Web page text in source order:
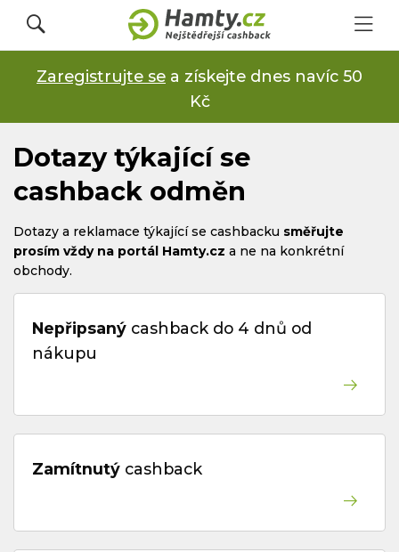
Přihlásit se
Registrovat
Kupóny a slevy
Jak to funguje
Zaregistrujte se a získejte dnes navíc 50
Kč
Dotazy týkající se
cashback odměn
Dotazy a reklamace týkající se cashbacku směřujte
prosím vždy na portál Hamty.cz a ne na konkrétní
obchody.
Nepřipsaný cashback do 4 dnů od
nákupu
Zamítnutý cashback